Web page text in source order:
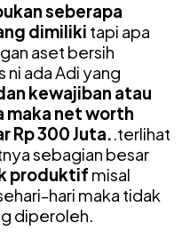
seberapa
dimiliki tapi apa
aset bersih
ni ada Adi yang
kewajiban atau
maka net worth
Rp 300 Juta..terlihat
sebagian besar
produktif misal
hari maka tidak
diperoleh.